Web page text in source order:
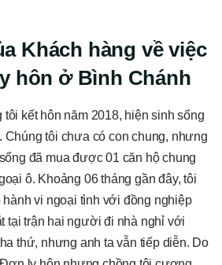
Khách hàng về việc
hôn ở Bình Chánh
tôi kết hôn năm 2018, hiện sinh sống
Chúng tôi chưa có con chung, nhưng
đã mua được 01 căn hộ chung
ô. Khoảng 06 tháng gần đây, tôi
hành vi ngoại tình với đồng nghiệp
tại trận hai người đi nhà nghỉ với
thứ, nhưng anh ta vẫn tiếp diễn. Do